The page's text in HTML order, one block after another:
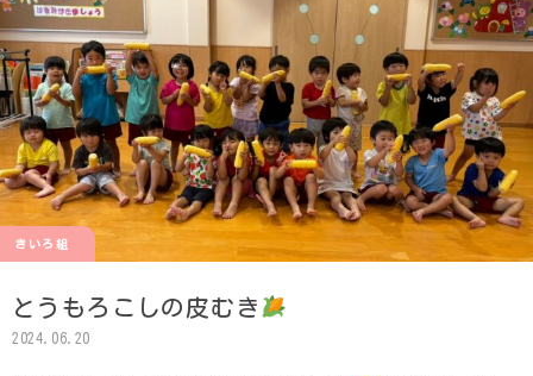
きいろ組
とうもろこしの皮むき
2024.06.20